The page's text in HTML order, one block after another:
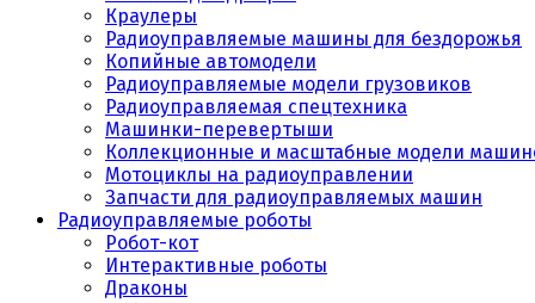
Краулеры
Радиоуправляемые машины для бездорожья
Копийные автомодели
Радиоуправляемые модели грузовиков
Радиоуправляемая спецтехника
Машинки-перевертыши
Коллекционные и масштабные модели
Мотоциклы на радиоуправлении
Запчасти для радиоуправляемых машин
Радиоуправляемые роботы
Робот-кот
Интерактивные роботы
Драконы